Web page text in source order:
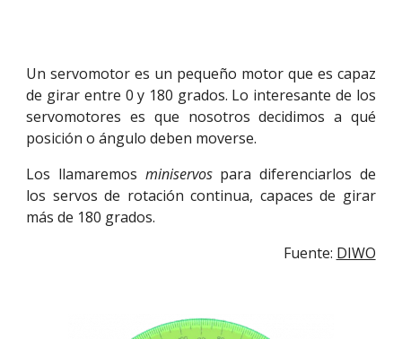
Un servomotor es un pequeño motor que es capaz
de girar entre 0 y 180 grados. Lo interesante de los
servomotores es que nosotros decidimos a qué
posición o ángulo deben moverse.
Los llamaremos miniservospara diferenciarlos de
los servos de rotación continua, capaces de girar
más de 180 grados.
Fuente: DIWO